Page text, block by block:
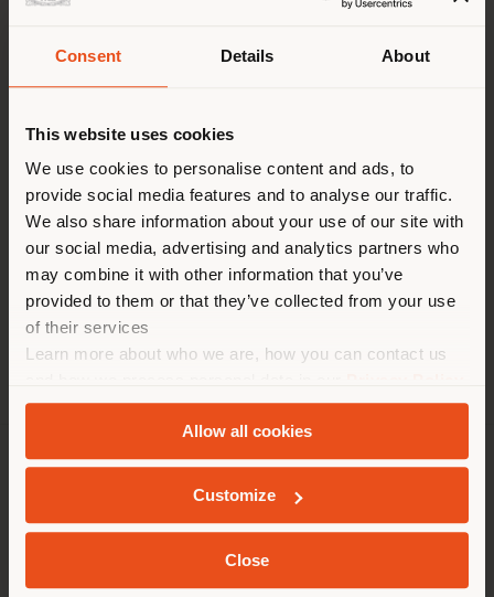
Consent Details About
This website uses cookies
We use cookies to personalise content and ads, to
provide social media features and to analyse our traffic.
We also share information about your use of our site with
our social media, advertising and analytics partners who
may combine it with other information that you’ve
provided to them or that they’ve collected from your use
of their services
Learn more about who we are, how you can contact us
andCookie Policy.
Allow all cookies
Customize
Close
Telefon +1 248 646 0097
EINEN TERMIN ANFRAGEN
Dienstag 9 am - 5 pm
Mittwoch 9 am - 5 pm
Donnerstag 9 am - 5 pm
Freitag 9 am - 5 pm
Samstag Geschlossen
Sonntag Geschlossen
Sie browsen in einem anderen
Land als Ihrem Standort. Wir
empfehlen Ihnen, sich richtig
zu orientieren, um Einkäufe
tätigen zu können. (us)
GEOLOKALISIERT
UNTERNEHMEN
PRODUKTLINIEN